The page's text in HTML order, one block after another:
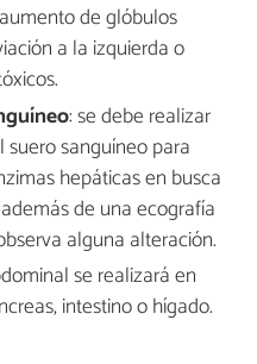
de glóbulos
a la izquierda o
: se debe realizar
sanguíneo para
hepáticas en busca
de una ecografía
alguna alteración.
se realizará en
intestino o hígado.